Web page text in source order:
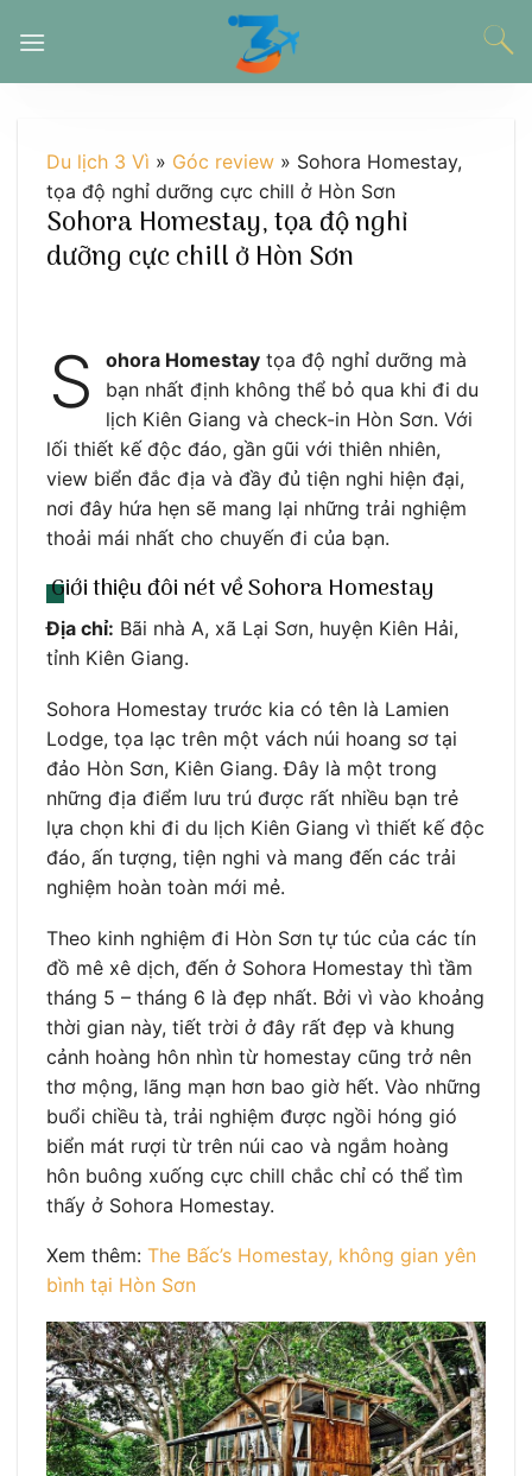
đến
Du lịch 3 Vì » Góc review » Sohora Homestay,
tọa độ nghỉ dưỡng cực chill ở Hòn Sơn
Sohora Homestay, tọa độ nghỉ
dưỡng cực chill ở Hòn Sơn
S ohora Homestay tọa độ nghỉ dưỡng mà
bạn nhất định không thể bỏ qua khi đi du
lịch Kiên Giang và check-in Hòn Sơn. Với
lối thiết kế độc đáo, gần gũi với thiên nhiên,
view biển đắc địa và đầy đủ tiện nghi hiện đại,
nơi đây hứa hẹn sẽ mang lại những trải nghiệm
thoải mái nhất cho chuyến đi của bạn.
Giới thiệu đôi nét về Sohora Homestay
Địa chỉ: Bãi nhà A, xã Lại Sơn, huyện Kiên Hải,
tỉnh Kiên Giang.
Sohora Homestay trước kia có tên là Lamien
Lodge, tọa lạc trên một vách núi hoang sơ tại
đảo Hòn Sơn, Kiên Giang. Đây là một trong
những địa điểm lưu trú được rất nhiều bạn trẻ
lựa chọn khi đi du lịch Kiên Giang vì thiết kế độc
đáo, ấn tượng, tiện nghi và mang đến các trải
nghiệm hoàn toàn mới mẻ.
Theo kinh nghiệm đi Hòn Sơn tự túc của các tín
đồ mê xê dịch, đến ở Sohora Homestay thì tầm
tháng 5 – tháng 6 là đẹp nhất. Bởi vì vào khoảng
thời gian này, tiết trời ở đây rất đẹp và khung
cảnh hoàng hôn nhìn từ homestay cũng trở nên
thơ mộng, lãng mạn hơn bao giờ hết. Vào những
buổi chiều tà, trải nghiệm được ngồi hóng gió
biển mát rượi từ trên núi cao và ngắm hoàng
hôn buông xuống cực chill chắc chỉ có thể tìm
thấy ở Sohora Homestay.
Xem thêm: The Bấc’s Homestay, không gian yên
bình tại Hòn Sơn